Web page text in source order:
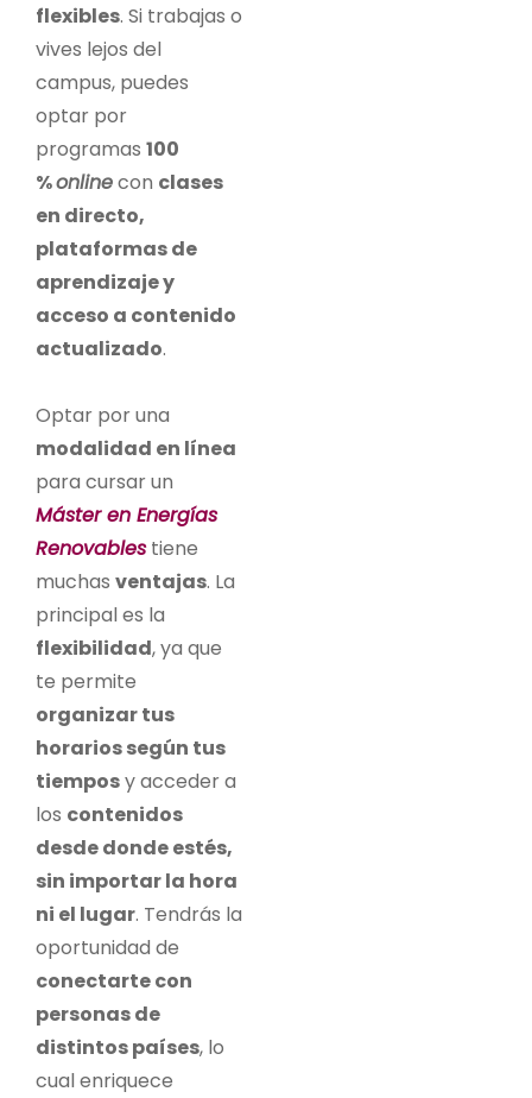
flexibles. Si trabajas o
vives lejos del
campus, puedes
optar por
programas 100
%onlinecon clases
en directo,
plataformas de
aprendizaje y
acceso a contenido
actualizado.
Optar por una
modalidad en línea
para cursar un
Máster en Energías
Renovablestiene
muchas ventajas. La
principal es la
flexibilidad, ya que
te permite
organizar tus
horarios según tus
tiemposy acceder a
los contenidos
desde donde estés,
sin importar la hora
ni el lugar. Tendrás la
oportunidad de
conectarte con
personas de
distintos países, lo
cual enriquece